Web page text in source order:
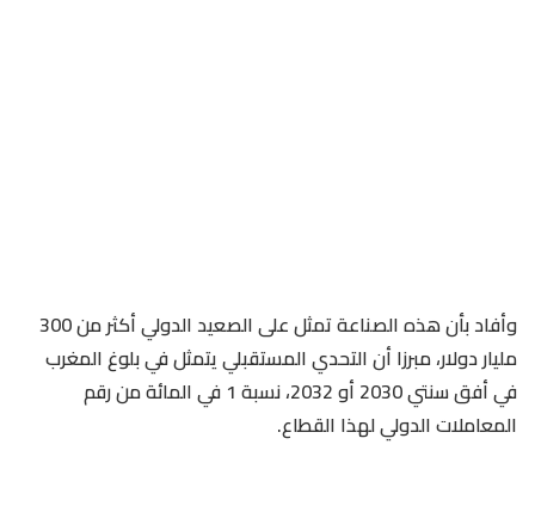
وأفاد بأن هذه الصناعة تمثل على الصعيد الدولي أكثر من 300
مليار دولار، مبرزا أن التحدي المستقبلي يتمثل في بلوغ المغرب
في أفق سنتي 2030 أو 2032، نسبة 1 في المائة من رقم
المعاملات الدولي لهذا القطاع.